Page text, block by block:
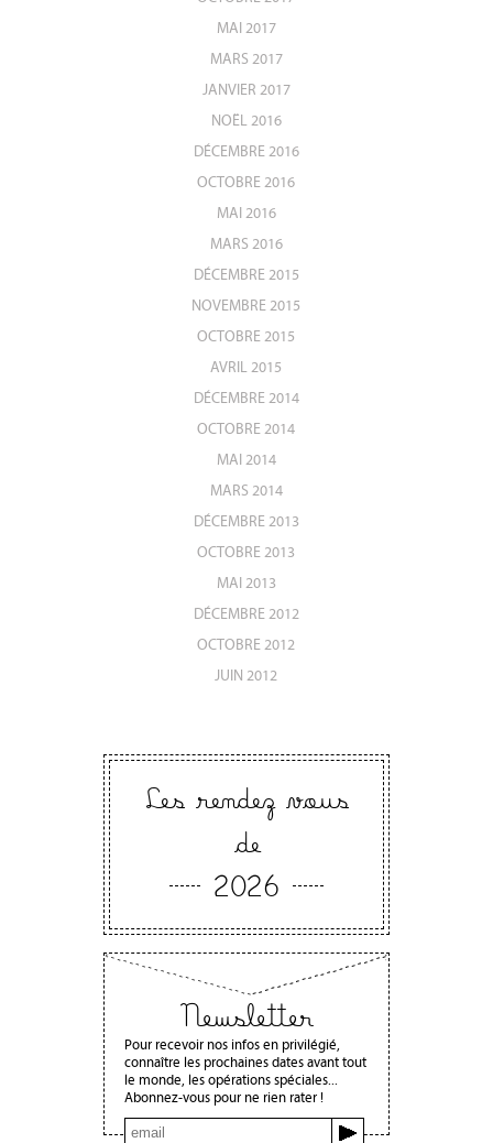
MAI 2017
MARS 2017
JANVIER 2017
NOËL 2016
DÉCEMBRE 2016
OCTOBRE 2016
MAI 2016
MARS 2016
DÉCEMBRE 2015
NOVEMBRE 2015
OCTOBRE 2015
AVRIL 2015
DÉCEMBRE 2014
OCTOBRE 2014
MAI 2014
MARS 2014
DÉCEMBRE 2013
OCTOBRE 2013
MAI 2013
DÉCEMBRE 2012
OCTOBRE 2012
JUIN 2012
Les rendez vous
de
2026
Newsletter
Pour recevoir nos infos en privilégié,
connaître les prochaines dates avant tout
le monde, les opérations spéciales...
Abonnez-vous pour ne rien rater !